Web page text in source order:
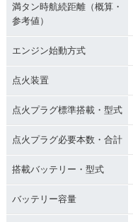
満タン時航続距離（概算・
参考値）
エンジン始動方式
点火装置
点火プラグ標準搭載・型式
点火プラグ必要本数・合計
搭載バッテリー・型式
バッテリー容量